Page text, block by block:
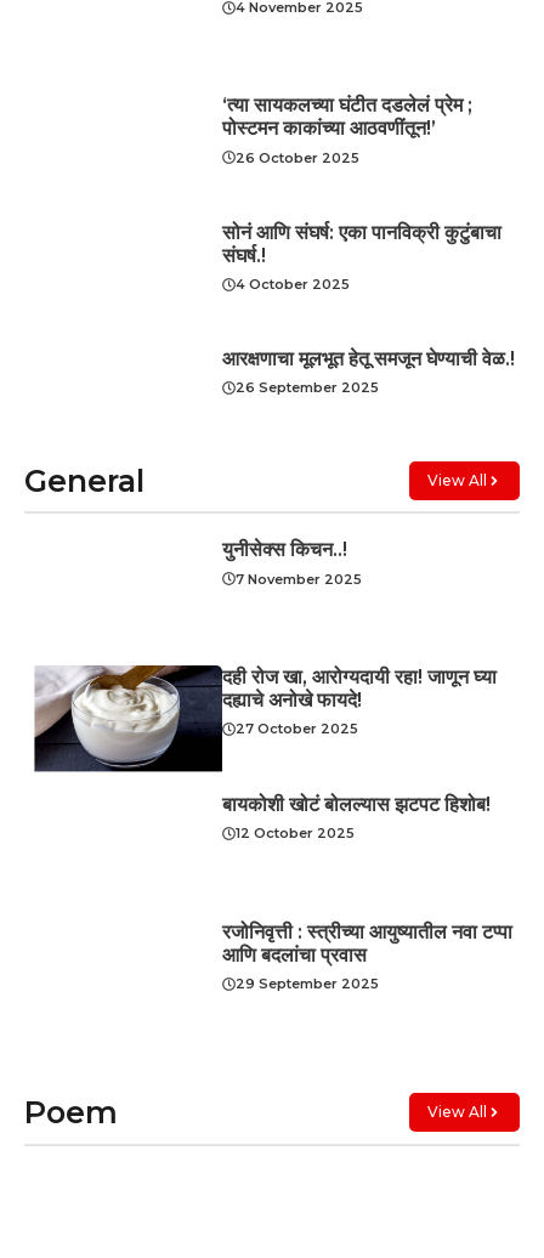
4 November 2025
‘त्या सायकलच्या घंटीत दडलेलं प्रेम ;
पोस्टमन काकांच्या आठवणींतून!’
26 October 2025
सोनं आणि संघर्ष: एका पानविक्री कुटुंबाचा
संघर्ष.!
4 October 2025
आरक्षणाचा मूलभूत हेतू समजून घेण्याची वेळ.!
26 September 2025
General View All
युनीसेक्स किचन..!
7 November 2025
दही रोज खा, आरोग्यदायी रहा! जाणून घ्या
दह्याचे अनोखे फायदे!
27 October 2025
बायकोशी खोटं बोलल्यास झटपट हिशोब!
12 October 2025
रजोनिवृत्ती : स्त्रीच्या आयुष्यातील नवा टप्पा
आणि बदलांचा प्रवास
29 September 2025
Poem View All